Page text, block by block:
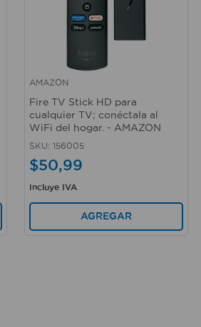
AMAZON
Fire TV Stick HD para
cualquier TV; conéctala al
WiFi del hogar. - AMAZON
SKU: 156005
$50,99
Incluye IVA
AGREGAR